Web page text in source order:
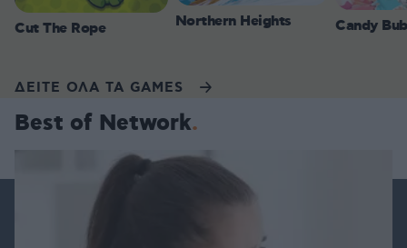
Cut The Rope Northern Heights Candy
ΔΕΙΤΕ ΟΛΑ ΤΑ GAMES
Best of Network